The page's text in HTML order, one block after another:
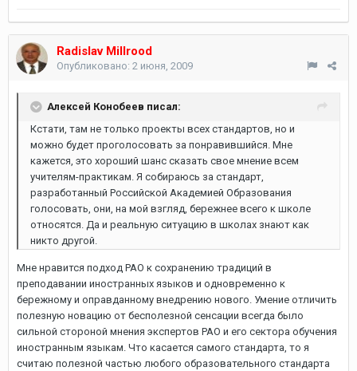
Radislav Millrood
Опубликовано: 2 июня, 2009
Алексей Конобеев писал:
Кстати, там не только проекты всех стандартов, но и
можно будет проголосовать за понравившийся. Мне
кажется, это хороший шанс сказать свое мнение всем
учителям-практикам. Я собираюсь за стандарт,
разработанный Российской Академией Образования
голосовать, они, на мой взгляд, бережнее всего к школе
относятся. Да и реальную ситуацию в школах знают как
никто другой.
Мне нравится подход РАО к сохранению традиций в
преподавании иностранных языков и одновременно к
бережному и оправданному внедрению нового. Умение отличить
полезную новацию от бесполезной сенсации всегда было
сильной стороной мнения экспертов РАО и его сектора обучения
иностранным языкам. Что касается самого стандарта, то я
считаю полезной частью любого образовательного стандарта